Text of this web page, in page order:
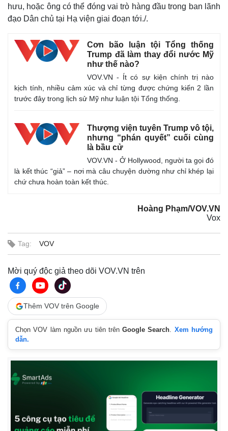
hưu, hoặc ông có thể đóng vai trò hàng đầu trong ban lãnh
đạo Dân chủ tại Hạ viện giai đoạn tới./.
Cơn bão luận tội Tổng thống
Trump đã làm thay đổi nước Mỹ
như thế nào?
VOV.VN - Ít có sự kiện chính trị nào
kịch tính, nhiều cảm xúc và chỉ từng được chứng kiến 2 lần
trước đây trong lịch sử Mỹ như luận tội Tổng thống.
Thượng viện tuyên Trump vô tội,
nhưng “phán quyết” cuối cùng
là bầu cử
VOV.VN - Ở Hollywood, người ta gọi đó
là kết thúc “giả” – nơi mà câu chuyện dường như chỉ khép lại
chứ chưa hoàn toàn kết thúc.
Hoàng Phạm/VOV.VN
Vox
Tag: VOV
Mời quý độc giả theo dõi VOV.VN trên
Thêm VOV trên Google
Chọn VOV làm nguồn ưu tiên trênGoogle Search. Xem hướng
dẫn.